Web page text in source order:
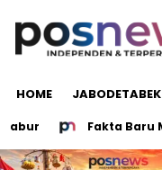
HOME JABODETABEK
Fakta Baru